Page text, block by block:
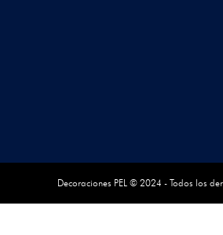
Decoraciones PEL © 2024 - Todos los